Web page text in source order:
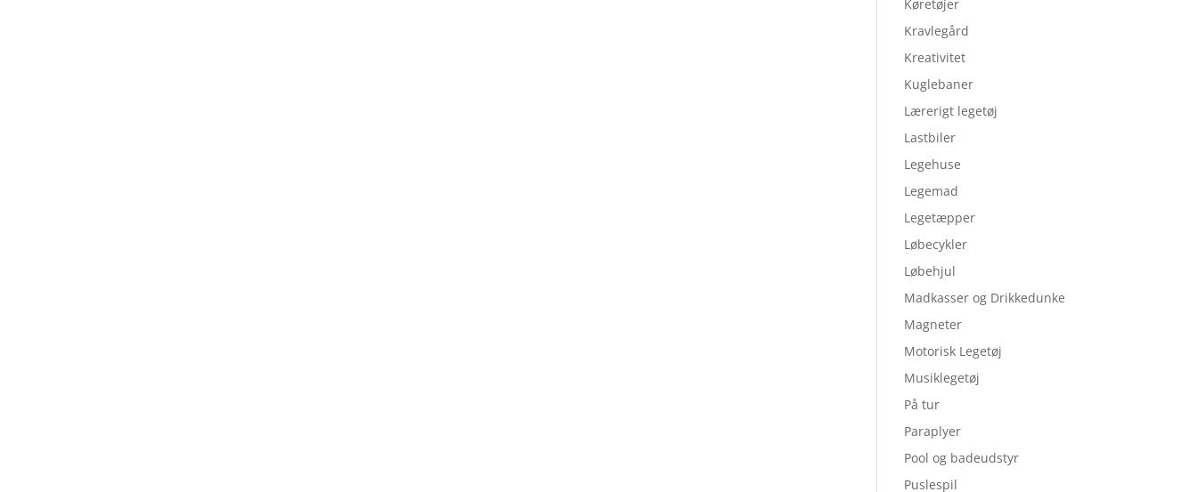
Køretøjer
Kravlegård
Kreativitet
Kuglebaner
Lærerigt legetøj
Lastbiler
Legehuse
Legemad
Legetæpper
Løbecykler
Løbehjul
Madkasser og Drikkedunke
Magneter
Motorisk Legetøj
Musiklegetøj
På tur
Paraplyer
Pool og badeudstyr
Puslespil